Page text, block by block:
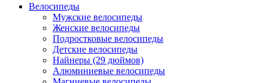
Велосипеды
Мужские велосипеды
Женские велосипеды
Подростковые велосипеды
Детские велосипеды
Найнеры (29 дюймов)
Алюминиевые велосипеды